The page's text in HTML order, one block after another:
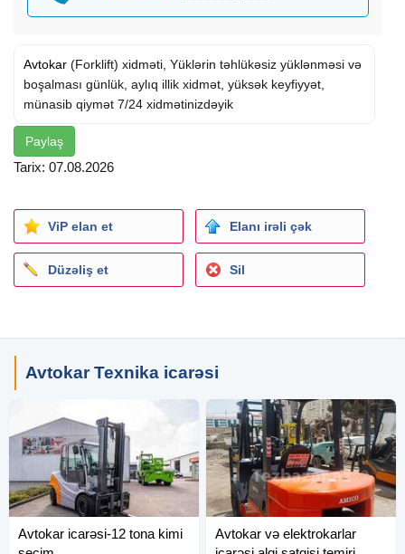
Avtokar (Forklift) xidməti, Yüklərin təhlükəsiz yüklənməsi və
boşalması günlük, aylıq illik xidmət, yüksək keyfiyyət,
münasib qiymət 7/24 xidmətinizdəyik
Paylaş
Tarix: 07.08.2026
ViP elan et Elanı irəli çək
Düzəliş et Sil
Avtokar Texnika icarəsi
Avtokar icarəsi-12 tona kimi
Avtokar və elektrokarlar